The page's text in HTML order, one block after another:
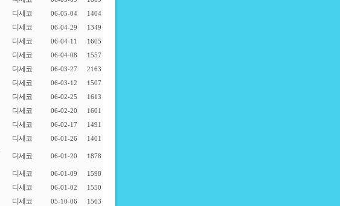
디세코 06-05-04 1404
디세코 06-04-29 1349
디세코 06-04-11 1605
디세코 06-04-08 1557
디세코 06-03-27 2163
디세코 06-03-12 1507
디세코 06-02-25 1613
디세코 06-02-20 1601
디세코 06-02-17 1491
디세코 06-01-26 1401
디세코 06-01-20 1878
디세코 06-01-09 1598
디세코 06-01-02 1550
디세코 05-10-06 1563